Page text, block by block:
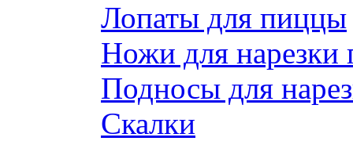
Лопаты для пиццы
Ножи для нарезки
Подносы для
Скалки